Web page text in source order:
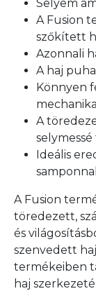
Selyem
A Fusion
szőkített
Azonnali
A haj
Könnyen
A
Ideális
A Fusion
töredezett,
és
szenvedett
termékeiben
haj